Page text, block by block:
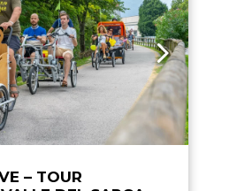
– TOUR